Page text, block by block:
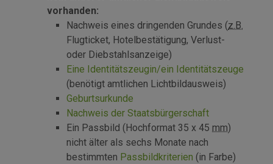
vorhanden:
Nachweis eines dringenden Grundes (z.B.
Flugticket, Hotelbestätigung, Verlust-
oder Diebstahlsanzeige)
Eine Identitätszeugin/ein Identitätszeuge
(benötigt amtlichen Lichtbildausweis)
Geburtsurkunde
Nachweis der Staatsbürgerschaft
Ein Passbild (Hochformat 35 x 45 mm)
nicht älter als sechs Monate nach
bestimmten Passbildkriterien (in Farbe)